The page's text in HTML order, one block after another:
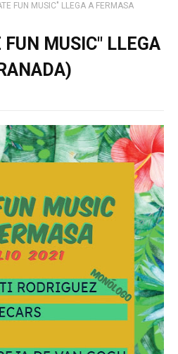
FUN MUSIC" LLEGA A FERMASA
FUN MUSIC" LLEGA